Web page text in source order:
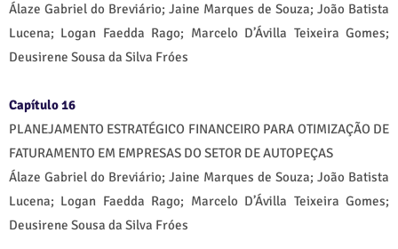
Álaze Gabriel do Breviário; Jaine Marques de Souza; João Batista
Lucena; Logan Faedda Rago; Marcelo D’Ávilla Teixeira Gomes;
Deusirene Sousa da Silva Fróes
Capítulo 16
PLANEJAMENTO ESTRATÉGICO FINANCEIRO PARA OTIMIZAÇÃO DE
FATURAMENTO EM EMPRESAS DO SETOR DE AUTOPEÇAS
Álaze Gabriel do Breviário; Jaine Marques de Souza; João Batista
Lucena; Logan Faedda Rago; Marcelo D’Ávilla Teixeira Gomes;
Deusirene Sousa da Silva Fróes